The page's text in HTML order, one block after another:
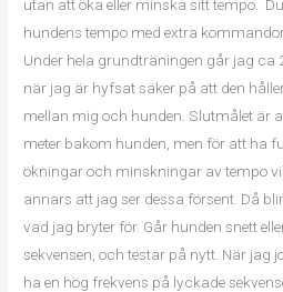
utan att öka eller minska sitt tempo.
hundens tempo med extra
Under hela grundträningen går jag ca
när jag är hyfsat säker på att den
mellan mig och hunden. Slutmålet är
meter bakom hunden, men för att ha
ökningar och minskningar av tempo
annars att jag ser dessa försent. Då
vad jag bryter för. Går hunden snett
sekvensen, och testar på nytt. När jag
ha en hög frekvens på lyckade